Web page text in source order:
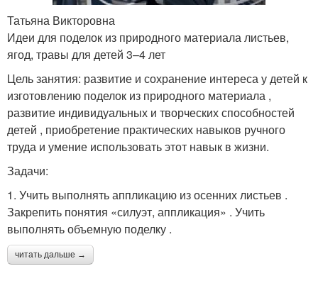
Новогодние поделки Бумажные поделки
Пластилиновые
Схемы для детей
Татьяна Викторовна
Идеи для поделок из природного материала листьев,
ягод, травы для детей 3–4 лет
Цель занятия: развитие и сохранение интереса у детей к
изготовлению поделок из природного материала ,
развитие индивидуальных и творческих способностей
детей , приобретение практических навыков ручного
труда и умение использовать этот навык в жизни.
Задачи:
1. Учить выполнять аппликацию из осенних листьев .
Закрепить понятия «силуэт, аппликация» . Учить
выполнять объемную поделку .
читать дальше →